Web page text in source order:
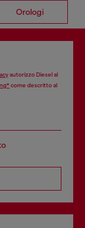
Orologi
autorizzo Diesel al
come descritto al